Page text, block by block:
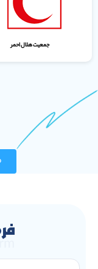
جمعیت هلال احمر